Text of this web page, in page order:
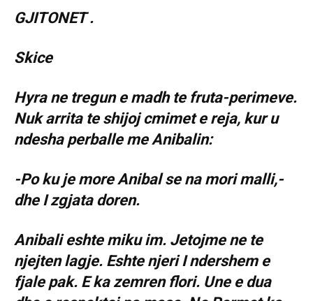
GJITONET .
Skice
Hyra ne tregun e madh te fruta-perimeve.
Nuk arrita te shijoj cmimet e reja, kur u
ndesha perballe me Anibalin:
-Po ku je more Anibal se na mori malli,-
dhe I zgjata doren.
Anibali eshte miku im. Jetojme ne te
njejten lagje. Eshte njeri I ndershem e
fjale pak. E ka zemren flori. Une e dua